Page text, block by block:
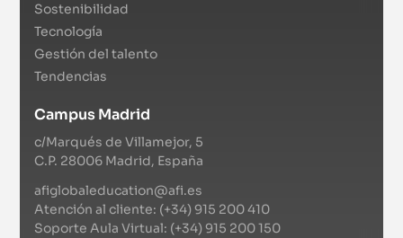
Sostenibilidad
Tecnología
Gestión del talento
Tendencias
Campus Madrid
c/Marqués de Villamejor, 5
C.P. 28006 Madrid, España
afiglobaleducation@afi.es
Atención al cliente: (+34) 915 200 410
Soporte Aula Virtual: (+34) 915 200 150